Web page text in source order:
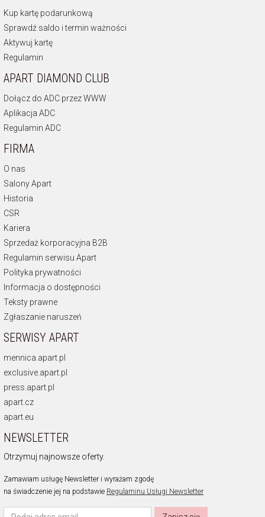
Kup kartę podarunkową
Sprawdź saldo i termin ważności
Aktywuj kartę
Regulamin
APART DIAMOND CLUB
Dołącz do ADC przez WWW
Aplikacja ADC
Regulamin ADC
FIRMA
O nas
Salony Apart
Historia
CSR
Kariera
Sprzedaż korporacyjna B2B
Regulamin serwisu Apart
Polityka prywatności
Informacja o dostępności
Teksty prawne
Zgłaszanie naruszeń
SERWISY APART
mennica.apart.pl
exclusive.apart.pl
press.apart.pl
apart.cz
apart.eu
NEWSLETTER
Otrzymuj najnowsze oferty.
Zamawiam usługę Newsletter i wyrażam zgodę
na świadczenie jej na podstawie Regulaminu Usługi Newsletter